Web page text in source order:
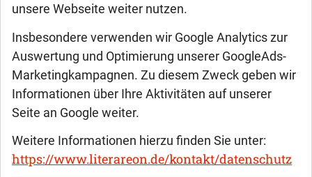
unsere Webseite weiter nutzen.
Insbesondere verwenden wir Google Analytics zur
Auswertung und Optimierung unserer GoogleAds-
Marketingkampagnen. Zu diesem Zweck geben wir
Informationen über Ihre Aktivitäten auf unserer
Seite an Google weiter.
Weitere Informationen hierzu finden Sie unter:
https://www.literareon.de/kontakt/datenschutz
Roger Weishaupt
SYRENSFERA
Teil drei: Gute Karten in Endas
wurden er und viele seiner Bekannten gefangengenommen
und verschleppt, doch nun, als Sechzigjähriger, wird er
endlich an den Ort seiner Jugend zurückkehren. Wider alle
Erwartungen trifft er dort auf alte Freunde und auf seine